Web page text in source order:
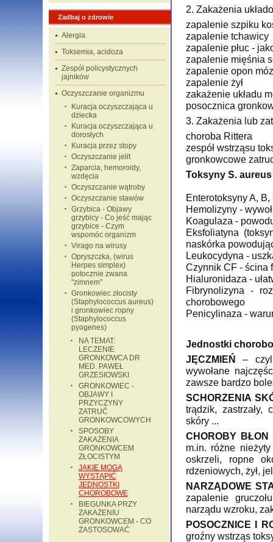
Zadbaj o zdrowie
Alergia
Toksemia, acidoza
Zespół policystycznych
jajników
Oczyszczanie organizmu
Kuracja oczyszczająca u
dziecka
Kuracja oczyszczająca u
dorosłych
Kuracja przez stopy
Oczyszczanie jelit
Zaparcia, hemoroidy,
wzdęcia
Oczyszczanie wątroby
Oczyszczanie stawów
Grzybica - Objawy
grzybicy - Co jeść mając
grzybice - Czym
wspomóc organizm
Virago na wirusy
Opryszczka, (wirus
Herpes simplex)
potocznie zwana
"zimnem"
Gronkowiec złocisty
(Staphylococcus aureus)
i gronkowiec ropny
(Staphylococcus
pyogenes)
NA TEMAT:
LECZENIE
GRONKOWCA DR
MED. PAWEŁ
GRZESIOWSKI
GRONKOWIEC -
OBJAWY I
PRZYCZYNY
ZATRUĆ
GRONKOWCOWYCH
SPOSOBY
ZAKAŻENIA
GRONKOWCEM
ZŁOCISTYM
JAKIE MOGĄ
WYSTĄPIĆ
JEDNOSTKI
CHOROBOWE
BIEGUNKA PRZY
ZAKAŻENIU
GRONKOWCEM - CO
ZASTOSOWAĆ
2. Zakażenia
zapalenie szpiku
zapalenie tchawicy
zapalenie płuc -
zapalenie mięśnia
zapalenie opon
zapalenie żył
zakażenie układu
posocznica
3. Zakażenia lub
choroba Rittera
zespół wstrząsu
gronkowcowe
Toksyny S.
Enterotoksyny A,
Hemolizyny -
Koagulaza -
Eksfoliatyna
naskórka
Leukocydyna -
Czynnik CF - ścina
Hialuronidaza -
Fibrynolizyna -
chorobowego
Penicylinaza -
Jednostki
JĘCZMIEŃ–
wywołane
zawsze bardzo
SCHORZENIA
trądzik, zastrzały,
skóry ...
CHOROBY BŁON
m.in. różne
oskrzeli, ropne
rdzeniowych, żył,
NARZĄDOWE
zapalenie
narządu wzroku,
POSOCZNICE I
groźny wstrząs